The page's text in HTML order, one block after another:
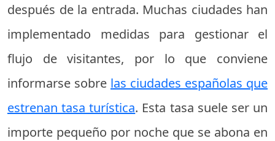
después de la entrada. Muchas ciudades han
implementado medidas para gestionar el
flujo de visitantes, por lo que conviene
informarse sobre las ciudades españolas que
estrenan tasa turística. Esta tasa suele ser un
importe pequeño por noche que se abona en